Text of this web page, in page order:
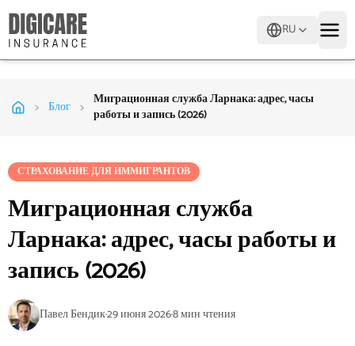
RU
> Блог > Миграционная служба Ларнака: адрес, часы
работы и запись (2026)
СТРАХОВАНИЕ ДЛЯ ИММИГРАНТОВ
Миграционная служба
Ларнака: адрес, часы работы и
запись (2026)
Павел Бендик·29 июня 2026·8мин чтения